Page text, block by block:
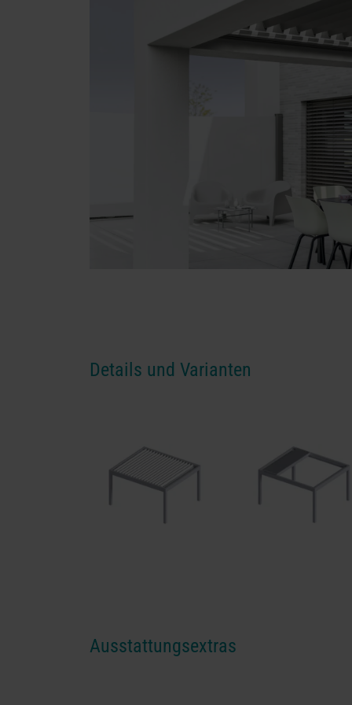
Details und Varianten
Ausstattungsextras